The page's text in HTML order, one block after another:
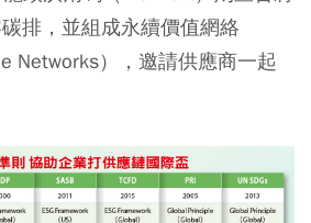
排，並組成永續價值網絡
Networks），邀請供應商一起